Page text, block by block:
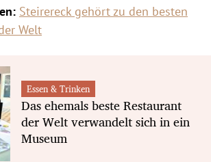
Steirereck gehört zu den besten
Welt
Essen & Trinken
Das ehemals beste Restaurant
der Welt verwandelt sich in ein
Museum